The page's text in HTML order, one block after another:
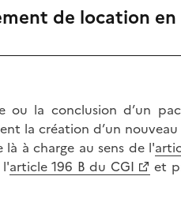
de location
ou la conclusion d’un
la création d’un
à charge au sens de l'
article 196 B du CGI
et